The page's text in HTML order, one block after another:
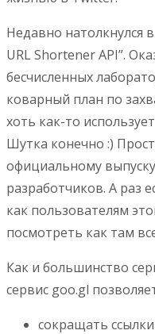
Недавно натолкнулся
URL Shortener API”.
бесчисленных
коварный план по
хоть как-то
Шутка конечно :)
официальному
разработчиков. А раз
как пользователям
посмотреть как там
Как и большинство
сервис goo.gl
сокращать